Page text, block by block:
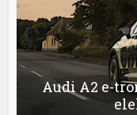
Audi A2 e-